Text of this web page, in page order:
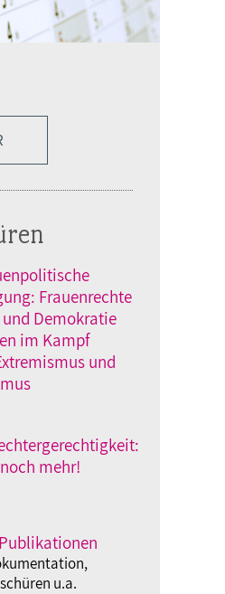
Frauenrechte
Demokratie
im Kampf
und
mehr!
u.a.